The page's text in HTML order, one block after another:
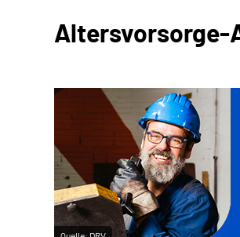
Altersvorsorge-